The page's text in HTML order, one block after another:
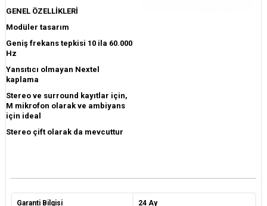
GENEL ÖZELLİKLERİ
Modüler tasarım
Geniş frekans tepkisi 10 ila 60.000
Hz
Yansıtıcı olmayan Nextel
kaplama
Stereo ve surround kayıtlar için,
M mikrofon olarak ve ambiyans
için ideal
Stereo çift olarak da mevcuttur
Garanti Bilgisi 24 Ay